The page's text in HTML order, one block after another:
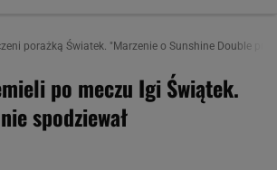
porażką Światek. "Marzenie o Sunshine Double
po meczu Igi Świątek.
spodziewał